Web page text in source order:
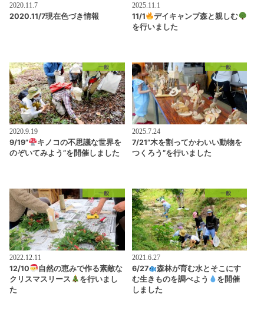
2020.11.7
2020.11/7現在色づき情報
2025.11.1
11/1
デイキャンプ森と親しむ
を行いました
一般
2020.9.19
9/19”
キノコの不思議な世界を
のぞいてみよう”を開催しました
一般
2025.7.24
7/21”木を割ってかわいい動物を
つくろう”を行いました
一般
2022.12.11
12/10
自然の恵みで作る素敵な
クリスマスリース
を行いまし
た
一般
2021.6.27
6/27
森林が育む水とそこにす
む生きものを調べよう
を開催
しました